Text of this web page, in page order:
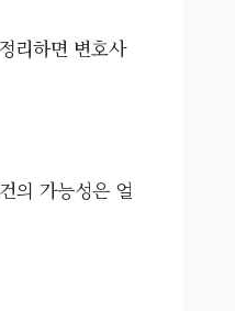
리하면 변호사
의 가능성은 얼